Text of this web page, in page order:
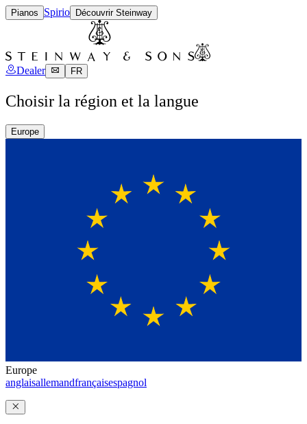
Pianos Spirio Découvrir Steinway
Dealer FR
Choisir la région et la langue
Europe
Europe
anglaisallemandfrançaisespagnol